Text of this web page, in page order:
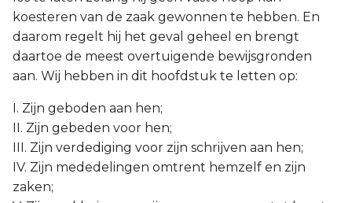
koesteren van de zaak gewonnen te hebben. En
daarom regelt hij het geval geheel en brengt
daartoe de meest overtuigende bewijsgronden
aan. Wij hebben in dit hoofdstuk te letten op:
I. Zijn geboden aan hen;
II. Zijn gebeden voor hen;
III. Zijn verdediging voor zijn schrijven aan hen;
IV. Zijn mededelingen omtrent hemzelf en zijn
zaken;